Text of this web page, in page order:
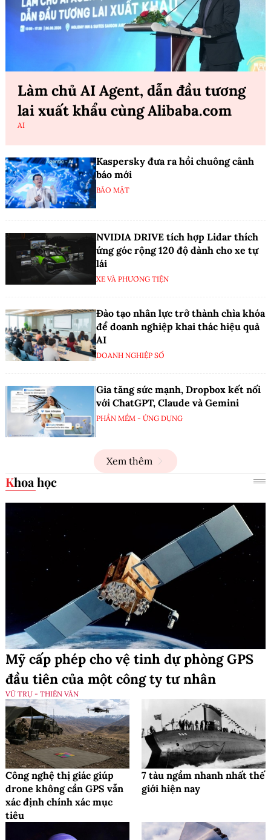
Làm chủ AI Agent, dẫn đầu tương
lai xuất khẩu cùng Alibaba.com
AI
Kaspersky đưa ra hồi chuông cảnh
báo mới
BẢO MẬT
NVIDIA DRIVE tích hợp Lidar thích
ứng góc rộng 120 độ dành cho xe tự
lái
XE VÀ PHƯƠNG TIỆN
Đào tạo nhân lực trở thành chìa khóa
để doanh nghiệp khai thác hiệu quả
AI
DOANH NGHIỆP SỐ
Gia tăng sức mạnh, Dropbox kết nối
với ChatGPT, Claude và Gemini
PHẦN MỀM - ỨNG DỤNG
Xem thêm
Khoa học
Mỹ cấp phép cho vệ tinh dự phòng GPS
đầu tiên của một công ty tư nhân
VŨ TRỤ - THIÊN VĂN
Công nghệ thị giác giúp
drone không cần GPS vẫn
xác định chính xác mục
tiêu
7 tàu ngầm nhanh nhất thế
giới hiện nay